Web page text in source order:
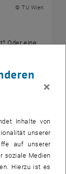
© TU Wien
Oder eine
×
Inhalte von
unserer
auf unserer
soziale Medien
Hierzu ist es